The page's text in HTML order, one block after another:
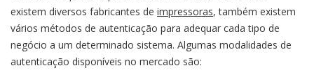
existem diversos fabricantes de impressoras, também existem
vários métodos de autenticação para adequar cada tipo de
negócio a um determinado sistema. Algumas modalidades de
autenticação disponíveis no mercado são: